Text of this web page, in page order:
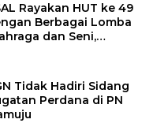
Rayakan HUT ke 49
Berbagai Lomba
dan Seni,
Tidak Hadiri Sidang
Perdana di PN